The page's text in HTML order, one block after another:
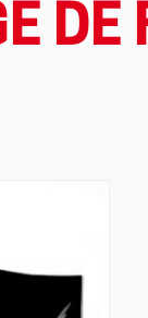
DE